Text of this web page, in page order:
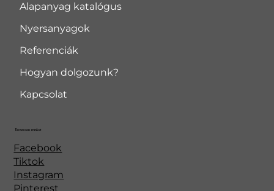
Alapanyag katalógus
Nyersanyagok
Referenciák
Hogyan dolgozunk?
Kapcsolat
Facebook
Tiktok
Instagram
Pinterest
Kövessen minket